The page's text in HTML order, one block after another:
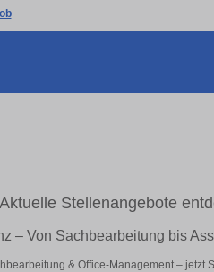
Stellenangebote
– Von Sachbearbeitung bis
& Office-Management – jetzt